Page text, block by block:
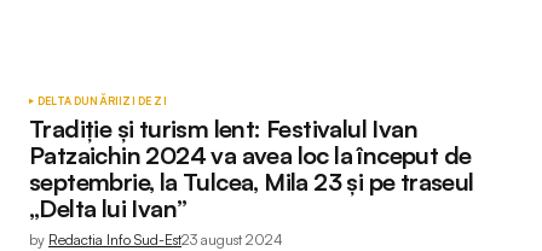
DELTA DUNĂRIIZI DE ZI
Tradiţie și turism lent: Festivalul Ivan
Patzaichin 2024 va avea loc la început de
septembrie, la Tulcea, Mila 23 și pe traseul
„Delta lui Ivan”
by Redactia Info Sud-Est23 august 2024